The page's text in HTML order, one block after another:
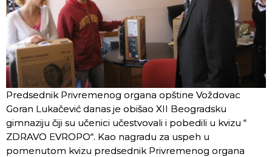
Predsednik Privremenog organa opštine Voždovac
Goran Lukačević danas je obišao XII Beogradsku
gimnaziju čiji su učenici učestvovali i pobedili u kvizu “
ZDRAVO EVROPO“. Kao nagradu za uspeh u
pomenutom kvizu predsednik Privremenog organa